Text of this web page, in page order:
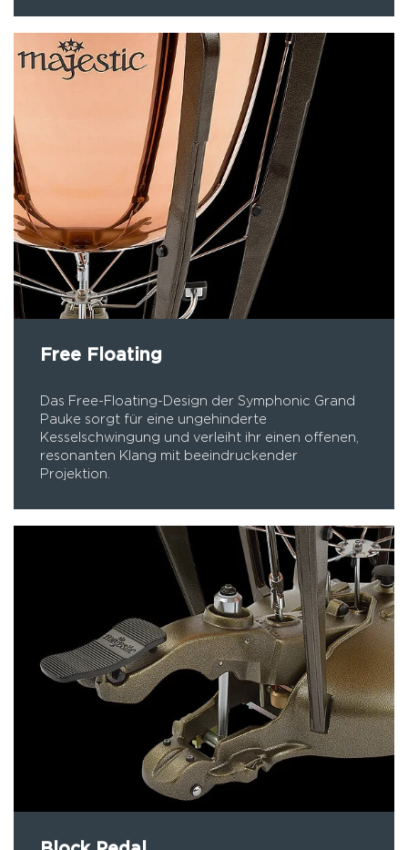
Free Floating
Das Free-Floating-Design der Symphonic Grand
Pauke sorgt für eine ungehinderte
Kesselschwingung und verleiht ihr einen offenen,
resonanten Klang mit beeindruckender
Projektion.